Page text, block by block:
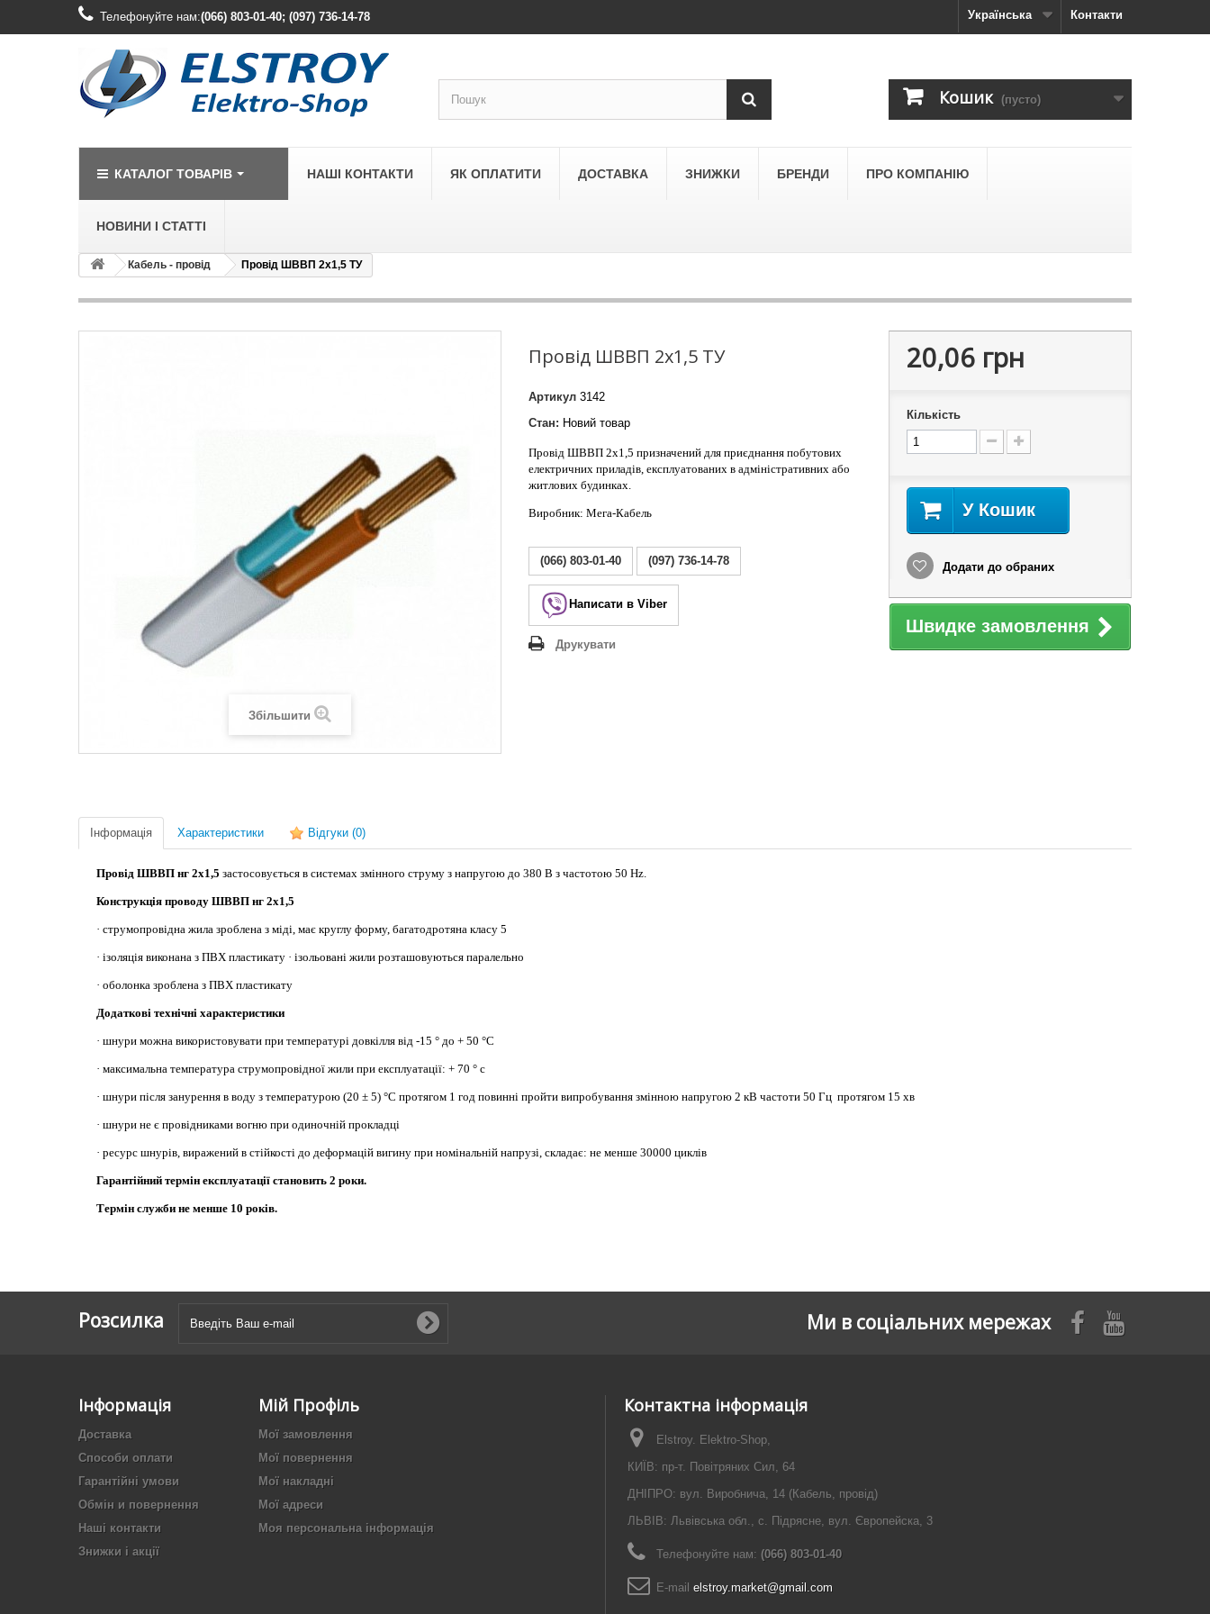
Контакти
Телефонуйте нам:(066) 803-01-40; (097) 736-14-78 Українська
Кошик (пусто)
КАТАЛОГ ТОВАРІВ
LEGRAND
Legrand Valena Classic
Legrand Valena Life
LEZARD
НАШІ КОНТАКТИ ЯК ОПЛАТИТИ ДОСТАВКА ЗНИЖКИ БРЕНДИ ПРО КОМПАНІЮ
НОВИНИ І СТАТТІ
Кабель - провід Провід ШВВП 2х1,5 ТУ
Збільшити
Провід ШВВП 2х1,5 ТУ
Артикул 3142
Стан: Новий товар
Провід ШВВП 2х1,5 призначений для приєднання побутових
електричних приладів, експлуатованих в адміністративних або
житлових будинках.
Виробник: Мега-Кабель
(066) 803-01-40 (097) 736-14-78
Написати в Viber
Друкувати
20,06 грн
Кількість
У Кошик
Додати до обраних
Швидке замовлення
Інформація Характеристики Відгуки (0)
Провід ШВВП нг 2х1,5 застосовується в системах змінного струму з напругою до 380 В з частотою 50 Hz.
Конструкція проводу ШВВП нг 2х1,5
· струмопровідна жила зроблена з міді, має круглу форму, багатодротяна класу 5
· ізоляція виконана з ПВХ пластикату · ізольовані жили розташовуються паралельно
· оболонка зроблена з ПВХ пластикату
Додаткові технічні характеристики
· шнури можна використовувати при температурі довкілля від -15 ° до + 50 °С
· максимальна температура струмопровідної жили при експлуатації: + 70 ° с
· шнури після занурення в воду з температурою (20 ± 5) °С протягом 1 год повинні пройти випробування змінною напругою 2 кВ частоти 50 Гц протягом 15 хв
· шнури не є провідниками вогню при одиночній прокладці
· ресурс шнурів, виражений в стійкості до деформацій вигину при номінальній напрузі, складає: не менше 30000 циклів
Гарантійний термін експлуатації становить 2 роки.
Термін служби не менше 10 років.
Розсилка Ми в соціальних мережах
Інформація
Доставка
Способи оплати
Гарантійні умови
Обмін и повернення
Наші контакти
Знижки і акції
Мій Профіль
Мої замовлення
Мої повернення
Мої накладні
Мої адреси
Моя персональна інформація
Контактна інформація
Elstroy. Elektro-Shop,
КИЇВ: пр-т. Повітряних Сил, 64
ДНІПРО: вул. Виробнича, 14 (Кабель, провід)
ЛЬВІВ: Львівська обл., с. Підрясне, вул. Європейска, 3
Телефонуйте нам: (066) 803-01-40
E-maіl elstroy.market@gmail.com